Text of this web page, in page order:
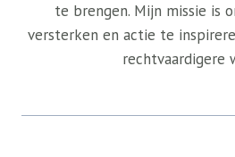
te brengen. Mijn missie is
versterken en actie te
rechtvaardigere